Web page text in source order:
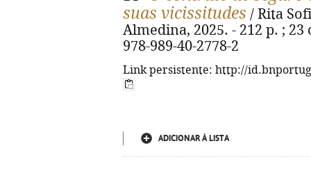
suas vicissitudes / Rita
Almedina, 2025. - 212 p. ;
978-989-40-2778-2
Link persistente: http://
ADICIONAR À LISTA